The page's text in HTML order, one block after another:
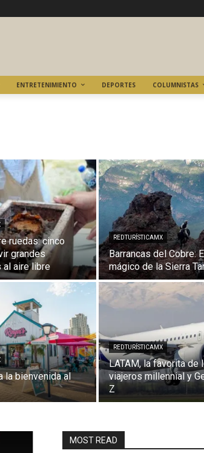
ENTRETENIMIENTO DEPORTES COLUMNISTAS
ruedas: cinco
grandes
al aire libre
REDTURÍSTICAMX
Barrancas del Cobre:
mágico de la Sierra
la bienvenida al
REDTURÍSTICAMX
LATAM, la favorita de
viajeros millennial y
Z
MOST READ